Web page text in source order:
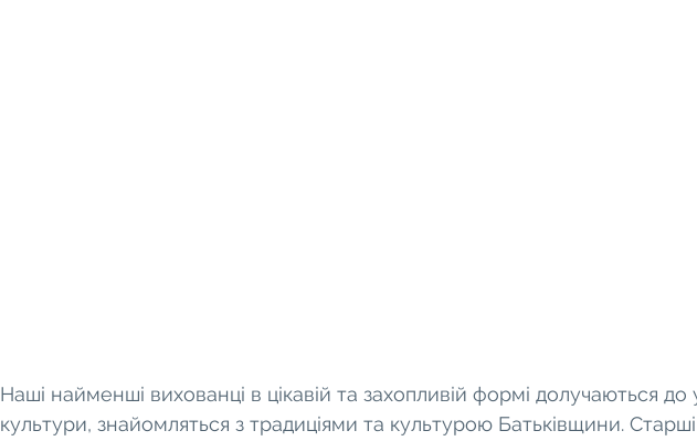
Наші найменші вихованці в цікавій та захопливій формі долучаються до
культури, знайомляться з традиціями та культурою Батьківщини.